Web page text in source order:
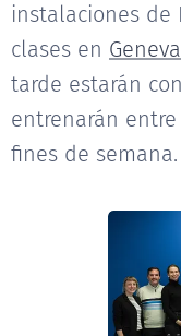
instalaciones de
clases en
tarde estarán
entrenarán
fines de semana.